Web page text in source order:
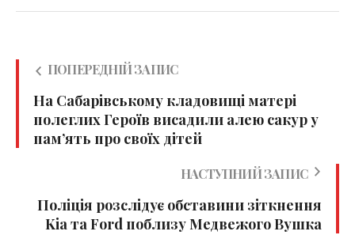
ПОПЕРЕДНІЙ ЗАПИС
На Сабарівському кладовищі матері
полеглих Героїв висадили алею сакур у
пам’ять про своїх дітей
НАСТУПНИЙ ЗАПИС
Поліція розслідує обставини зіткнення
Kia та Ford поблизу Медвежого Вушка